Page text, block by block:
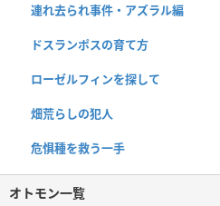
連れ去られ事件・アズラル編
ドスランポスの育て方
ローゼルフィンを探して
畑荒らしの犯人
危惧種を救う一手
オトモン一覧